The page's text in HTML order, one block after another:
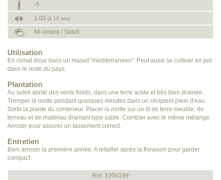
-5
1.00 (à 10 ans)
Mi-ombre / Soleil
Utilisation
En climat doux dans un massif "méditerranéen". Peut aussi se cultiver en pot
dans le reste du pays.
Plantation
Au soleil abrité des vents froids, dans une terre acide et très bien drainée.
Tremper la motte pendant quelques minutes dans un récipient plein d'eau.
Sortir la plante du conteneur. Placer la motte sur un lit de terre meuble, de
terreau et de matériau drainant type sable. Combler avec le même mélange.
Arroser pour assurer un tassement correct.
Entretien
Bien arroser la première année. A retailler après la floraison pour garder
compact.
Ref. 1004199